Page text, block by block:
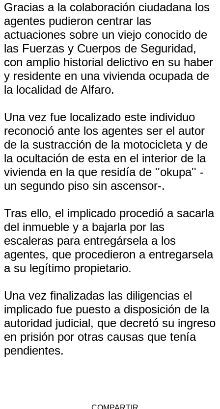
Gracias a la colaboración ciudadana los
agentes pudieron centrar las
actuaciones sobre un viejo conocido de
las Fuerzas y Cuerpos de Seguridad,
con amplio historial delictivo en su haber
y residente en una vivienda ocupada de
la localidad de Alfaro.
Una vez fue localizado este individuo
reconoció ante los agentes ser el autor
de la sustracción de la motocicleta y de
la ocultación de esta en el interior de la
vivienda en la que residía de ''okupa'' -
un segundo piso sin ascensor-.
Tras ello, el implicado procedió a sacarla
del inmueble y a bajarla por las
escaleras para entregársela a los
agentes, que procedieron a entregarsela
a su legítimo propietario.
Una vez finalizadas las diligencias el
implicado fue puesto a disposición de la
autoridad judicial, que decretó su ingreso
en prisión por otras causas que tenía
pendientes.